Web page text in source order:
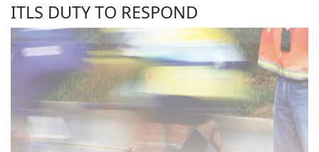
ITLS DUTY TO RESPOND